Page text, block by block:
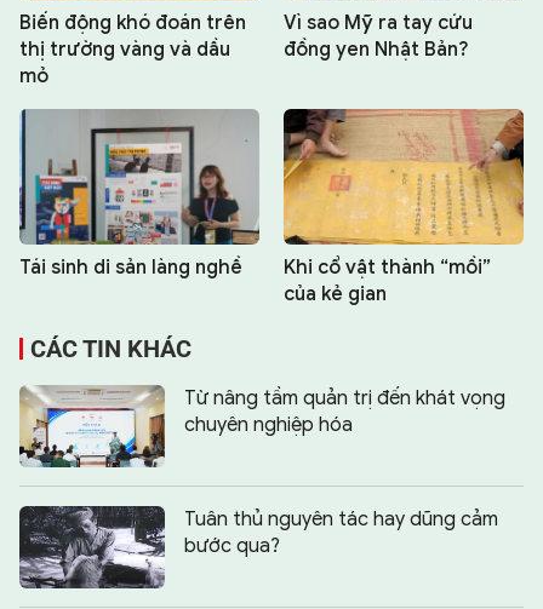
Biến động khó đoán trên
thị trường vàng và dầu
mỏ
Vì sao Mỹ ra tay cứu
đồng yen Nhật Bản?
Tái sinh di sản làng nghề
Khi cổ vật thành “mồi”
của kẻ gian
CÁC TIN KHÁC
Từ nâng tầm quản trị đến khát vọng
chuyên nghiệp hóa
Tuân thủ nguyên tác hay dũng cảm
bước qua?